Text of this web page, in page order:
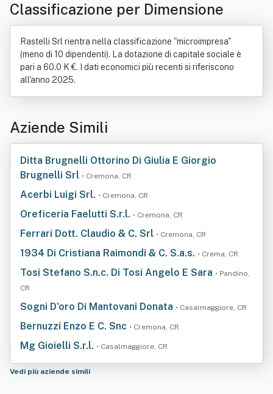
Classificazione per Dimensione
Rastelli Srl rientra nella classificazione "microimpresa"
(meno di 10 dipendenti). La dotazione di capitale sociale è
pari a 60.0 K €. I dati economici più recenti si riferiscono
all'anno 2025.
Aziende Simili
Ditta Brugnelli Ottorino Di Giulia E Giorgio
Brugnelli Srl • Cremona, CR
Acerbi Luigi Srl. • Cremona, CR
Oreficeria Faelutti S.r.l. • Cremona, CR
Ferrari Dott. Claudio & C. Srl • Cremona, CR
1934 Di Cristiana Raimondi & C. S.a.s. • Crema, CR
Tosi Stefano S.n.c. Di Tosi Angelo E Sara • Pandino,
CR
Sogni D'oro Di Mantovani Donata • Casalmaggiore, CR
Bernuzzi Enzo E C. Snc • Cremona, CR
Mg Gioielli S.r.l. • Casalmaggiore, CR
Vedi più aziende simili